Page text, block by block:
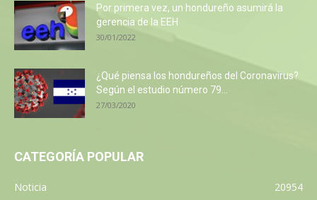
Por primera vez, un hondureño asumirá la
gerencia de la EEH
30/01/2022
¿Qué piensa los hondureños del Coronavirus?
Según el estudio número 79...
27/03/2020
CATEGORÍA POPULAR
Noticia
20954